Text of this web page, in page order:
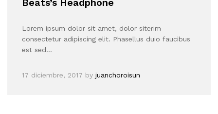
Lorem ipsum dolor sit amet, dolor siterim
consectetur adipiscing elit. Phasellus duio faucibus
est sed…
17 diciembre, 2017 by juanchoroisun